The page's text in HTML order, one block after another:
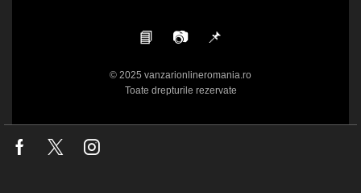
📘 📷 📌
© 2025 vanzarionlineromania.ro
Toate drepturile rezervate
Facebook
Twitter